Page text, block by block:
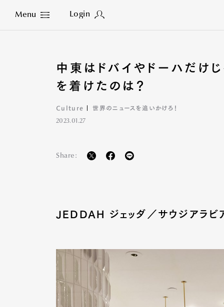
Menu Login
Close
中東はドバイやドーハだけ
を着けたのは？
Culture 世界のニュースを追いかけろ！
2023.01.27
Share:
JEDDAH ジェッダ／サウジアラビ